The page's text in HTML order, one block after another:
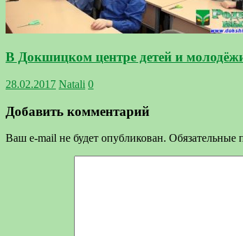
В Докшицком центре детей и
28.02.2017 Natali 0
Добавить комментарий
Ваш e-mail не будет опубликован. Обязательные